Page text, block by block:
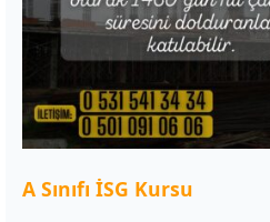
A Sınıfı İSG Kursu